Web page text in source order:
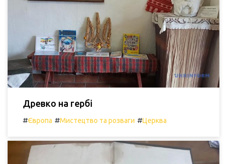
Древко на гербі
#Європа #Мистецтво та розваги #Церква